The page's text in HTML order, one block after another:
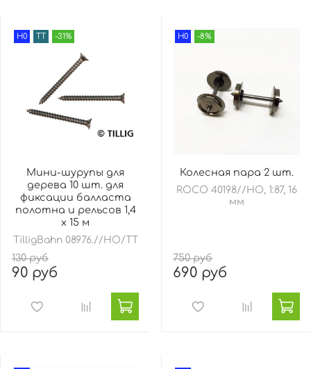
H0 TT -31%
Мини-шурупы для
дерева 10 шт. для
фиксации балласта
полотна и рельсов 1,4
x 15 м
TilligBahn 08976.//HO/TT
130 руб
90 руб
H0 -8%
Колесная пара 2 шт.
ROCO 40198//HO, 1:87, 16
мм
750 руб
690 руб